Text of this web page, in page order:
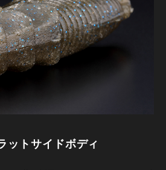
ットサイドボディ